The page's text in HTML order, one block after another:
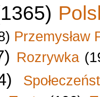
Przemysław
Rozrywka